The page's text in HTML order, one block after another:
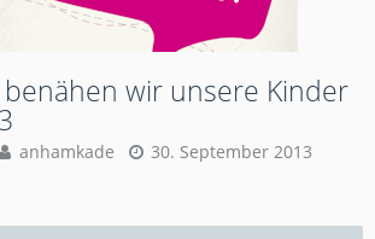
wir unsere Kinder
anhamkade
30. September 2013